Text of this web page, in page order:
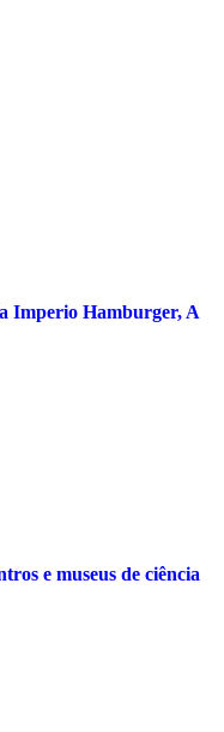
Imperio Hamburger, A
e museus de ciência